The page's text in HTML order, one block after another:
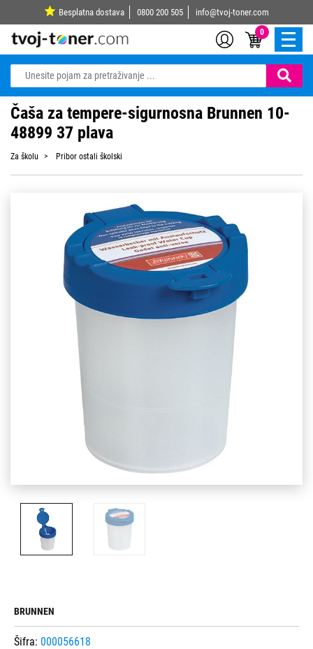
Besplatna dostava 0800 200 505 info@tvoj-toner.com
0
Čaša za tempere-sigurnosna Brunnen 10-
48899 37 plava
Za školu Pribor ostali školski
BRUNNEN
Šifra: 000056618